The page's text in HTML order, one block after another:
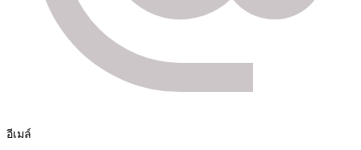
อีเมล์